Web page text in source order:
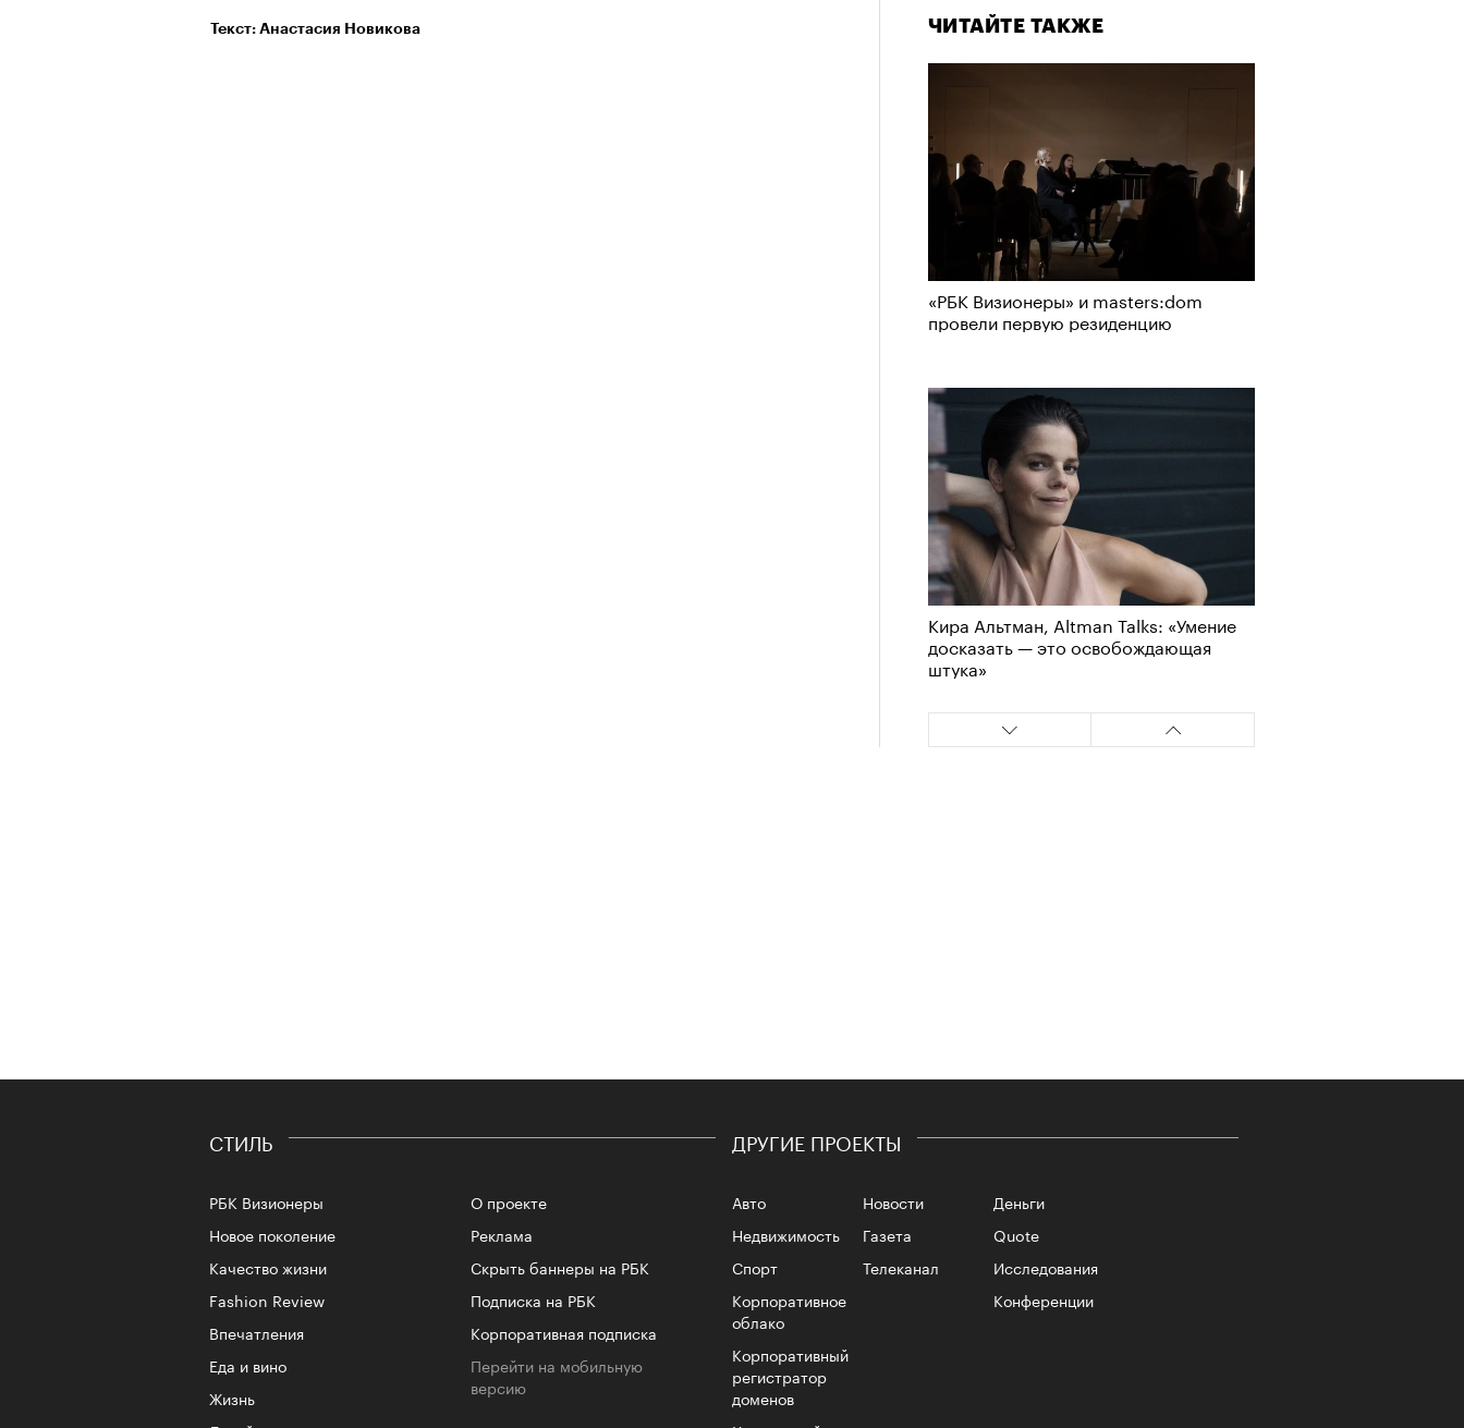
ЧИТАЙТЕ ТАКЖЕ
«РБК Визионеры» и masters:dom
провели первую резиденцию
Кира Альтман, Altman Talks: «Умение
досказать — это освобождающая
штука»
4 коллаборации, которые нельзя
пропустить
Текст: Анастасия Новикова
СТИЛЬ
РБК Визионеры
Новое поколение
Качество жизни
Fashion Review
Впечатления
Еда и вино
Жизнь
О проекте
Реклама
Скрыть баннеры на РБК
Подписка на РБК
Корпоративная подписка
Перейти на мобильную
версию
ДРУГИЕ ПРОЕКТЫ
Авто
Недвижимость
Спорт
Корпоративное
облако
Корпоративный
регистратор
доменов
Новости
Газета
Телеканал
Деньги
Quote
Исследования
Конференции